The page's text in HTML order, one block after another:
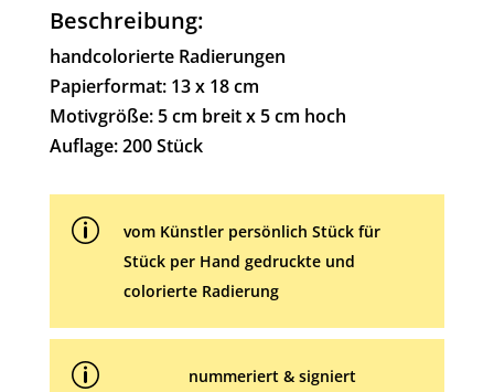
Menge
r
n
a
t
i
e
Beschreibung:
handcolorierte Radierungen
Papierformat: 13 x 18 cm
Motivgröße: 5 cm breit x 5 cm hoch
Auflage: 200 Stück
p
vom Künstler persönlich Stück für
Stück per Hand gedruckte und
colorierte Radierung
p nummeriert & signiert